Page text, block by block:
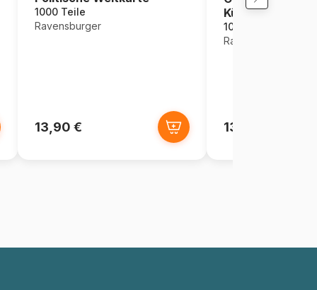
1000 Teile
Ravensburger
13,90 €
Küchenregal
1000 Teile
Ravensburger
13,90 €